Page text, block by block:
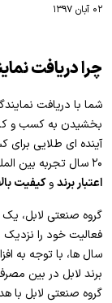
۰۲ آبان ۱۳۹۷
چرا دریافت
شما با دریافت
بخشیدن به کسب و
آینده ای طلایی برای
۲۰ سال تجربه بین المللی، پیشرو در نصب و اجرای سقف کشسان بوده و
اعتبار برندوکیفیت
گروه صنعتی لابل، یک
فعالیت خود را
سال ها، با توجه به
برند لابل در بین
گروه صنعتی لابل با